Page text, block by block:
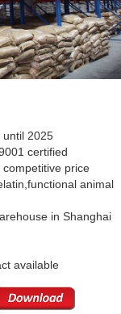
until 2025
certified
competitive price
animal
in Shanghai
available